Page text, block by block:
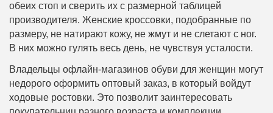
обеих стоп и сверить их с размерной таблицей
производителя. Женские кроссовки, подобранные по
размеру, не натирают кожу, не жмут и не слетают с ног.
В них можно гулять весь день, не чувствуя усталости.
Владельцы офлайн-магазинов обуви для женщин могут
недорого оформить оптовый заказ, в который войдут
ходовые ростовки. Это позволит заинтересовать